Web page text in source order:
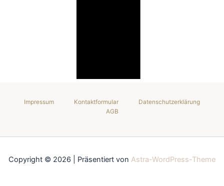
Impressum Kontaktformular
Datenschutzerklärung
AGB
Copyright © 2026 | Präsentiert von Astra-WordPress-Theme